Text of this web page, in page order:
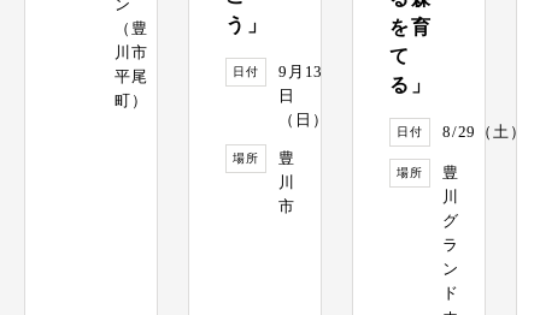
ン
（豊
川市
平尾
町）
う」
日付
9月13
日
（日）
場所
豊
川
市
を育
て
る」
日付 8/29（土）
場所
豊
川
グ
ラ
ン
ド